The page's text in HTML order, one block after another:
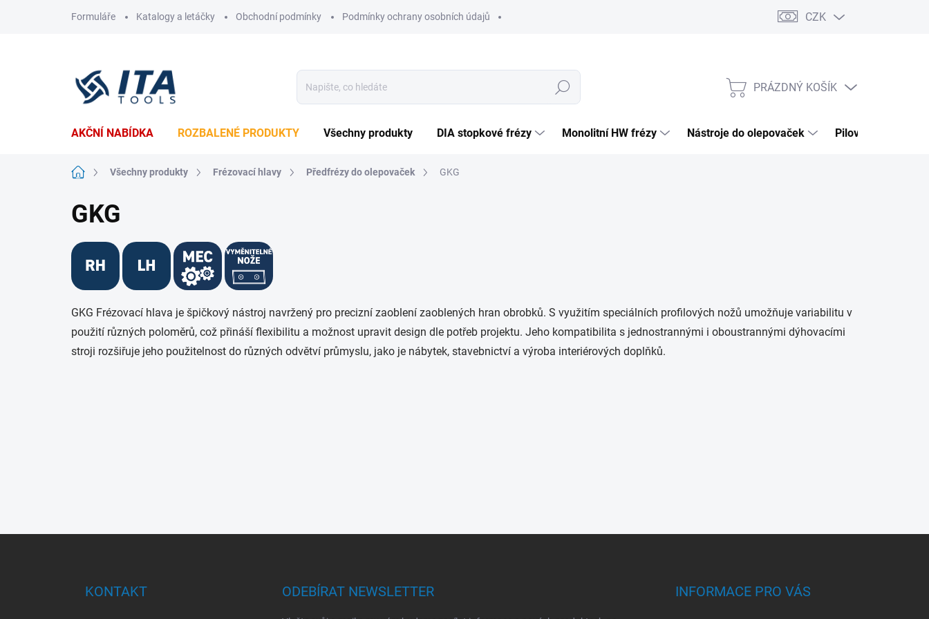
Formuláře Katalogy a letáčky Obchodní podmínky Podmínky ochrany osobních údajů CZK
Hledat
NÁKUPNÍ
PRÁZDNÝ KOŠÍK
AKČNÍ NABÍDKA ROZBALENÉ PRODUKTY Všechny produkty DIA stopkové frézy Monolitní HW frézy Nástroje do olepovaček Pilové kotouče
Domů Všechny produkty Frézovací hlavy Předfrézy do olepovaček GKG
GKG
GKG Frézovací hlava je špičkový nástroj navržený pro precizní zaoblení zaoblených hran obrobků. S využitím speciálních profilových nožů umožňuje variabilitu v
použití různých poloměrů, což přináší flexibilitu a možnost upravit design dle potřeb projektu. Jeho kompatibilita s jednostrannými i oboustrannými dýhovacími
stroji rozšiřuje jeho použitelnost do různých odvětví průmyslu, jako je nábytek, stavebnictví a výroba interiérových doplňků.
KONTAKT ODEBÍRAT NEWSLETTER INFORMACE PRO VÁS